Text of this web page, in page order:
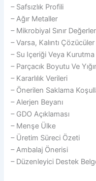
– Safsızlık Profili
– Ağır Metaller
– Mikrobiyal Sınır Değerler
– Varsa, Kalıntı Çözücüler
– Su Içeriği Veya Kurutma
– Parçacık Boyutu Ve
– Kararlılık Verileri
– Önerilen Saklama
– Alerjen Beyanı
– GDO Açıklaması
– Menşe Ülke
– Üretim Süreci Özeti
– Ambalaj Önerisi
– Düzenleyici Destek